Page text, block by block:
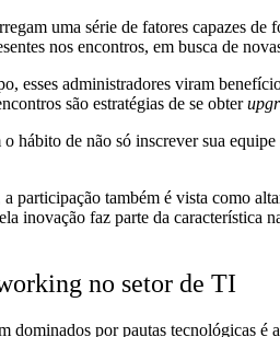
uma série de fatores capazes
nos encontros, em busca de
esses administradores viram
são estratégias de se obter
hábito de não só inscrever sua
participação também é vista como
inovação faz parte da
no setor de TI
dominados por pautas tecnológicas é